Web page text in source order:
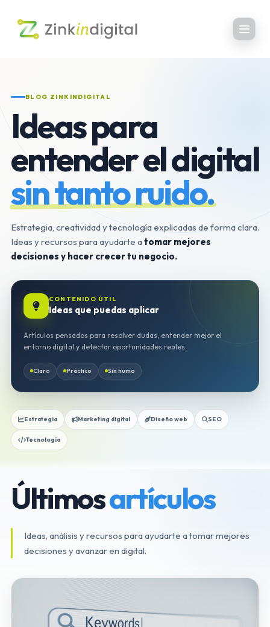
BLOG ZINKINDIGITAL
Ideas para
entender el digital
sin tanto ruido.
Estrategia, creatividad y tecnología explicadas de forma clara.
Ideas y recursos para ayudarte atomar mejores
decisiones y hacer crecer tu negocio.
CONTENIDO ÚTIL
Ideas que puedas aplicar
Artículos pensados para resolver dudas, entender mejor el
entorno digital y detectar oportunidades reales.
Claro Práctico Sin humo
Estrategia Marketing digital Diseño web SEO
Tecnología
Últimosartículos
Ideas, análisis y recursos para ayudarte a tomar mejores
decisiones y avanzar en digital.